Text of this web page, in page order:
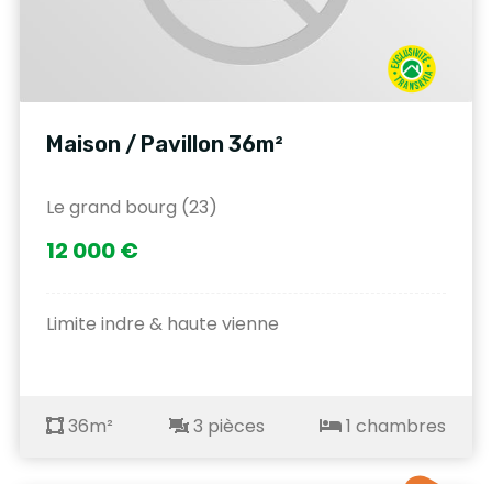
Maison / Pavillon 36m²
Le grand bourg (23)
12 000 €
Limite indre & haute vienne
36m² 3 pièces 1 chambres